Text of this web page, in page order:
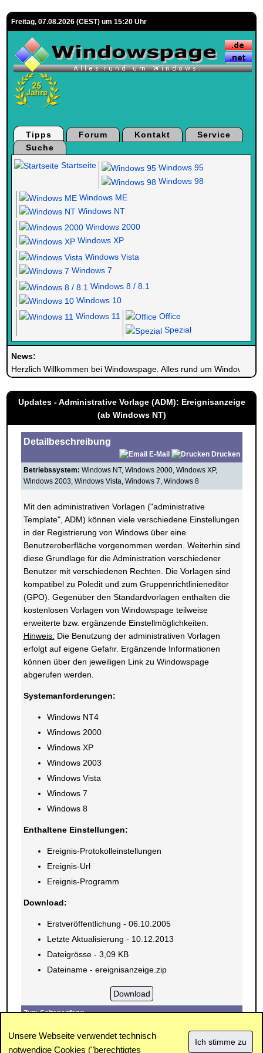
Freitag, 07.08.2026 (CEST) um 15:20 Uhr
Tipps Forum Kontakt
Service
Suche
Startseite
Windows 95
Windows 98
Windows ME
Windows NT
Windows 2000
Windows XP
Windows Vista
Windows 7
Windows 8 / 8.1
Windows 10
Windows 11
Office
Spezial
News:
Herzlich Willkommen bei Windowspage. Alles rund um Windows.
Updates - Administrative Vorlage (ADM): Ereignisanzeige
(ab Windows NT)
Detailbeschreibung
E-Mail
Drucken
Betriebssystem: Windows NT, Windows 2000, Windows XP,
Windows 2003, Windows Vista, Windows 7, Windows 8
Mit den administrativen Vorlagen ("administrative
Template", ADM) können viele verschiedene Einstellungen
in der Registrierung von Windows über eine
Benutzeroberfläche vorgenommen werden. Weiterhin sind
diese Grundlage für die Administration verschiedener
Benutzer mit verschiedenen Rechten. Die Vorlagen sind
kompatibel zu Poledit und zum Gruppenrichtlinieneditor
(GPO). Gegenüber den Standardvorlagen enthalten die
kostenlosen Vorlagen von Windowspage teilweise
erweiterte bzw. ergänzende Einstellmöglichkeiten.
Hinweis: Die Benutzung der administrativen Vorlagen
erfolgt auf eigene Gefahr. Ergänzende Informationen
können über den jeweiligen Link zu Windowspage
abgerufen werden.
Systemanforderungen:
Windows NT4
Windows 2000
Windows XP
Windows 2003
Windows Vista
Windows 7
Windows 8
Enthaltene Einstellungen:
Ereignis-Protokolleinstellungen
Ereignis-Url
Ereignis-Programm
Download:
Erstveröffentlichung - 06.10.2005
Letzte Aktualisierung - 10.12.2013
Dateigrösse - 3,09 KB
Dateiname - ereignisanzeige.zip
Zum Seitenanfang
Unsere Webseite verwendet technisch
notwendige Cookies ("berechtigtes